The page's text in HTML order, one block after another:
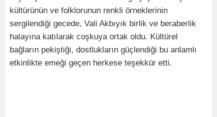
kültürünün ve folklorunun renkli örneklerinin
sergilendiği gecede, Vali Akbıyık birlik ve beraberlik
halayına katılarak coşkuya ortak oldu. Kültürel
bağların pekiştiği, dostlukların güçlendiği bu anlamlı
etkinlikte emeği geçen herkese teşekkür etti.